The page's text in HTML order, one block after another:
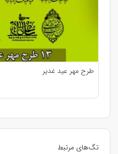
تگ‌های مرتبط
طرح مهر عید غدیر